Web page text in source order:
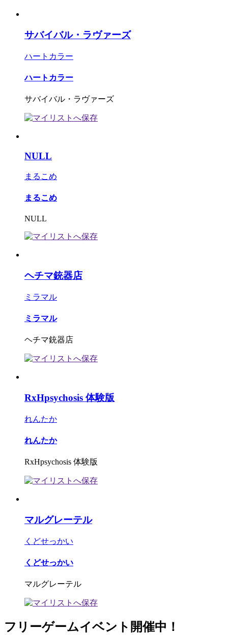
サバイバル・ラヴァーズ
ハートカラー
ハートカラー
サバイバル・ラヴァーズ
NULL
まるこめ
まるこめ
NULL
ヘチマ銃器店
ミラマル
ミラマル
ヘチマ銃器店
RxHpsychosis 体験版
れんたか
れんたか
RxHpsychosis 体験版
マルグレーテル
くどせっかい
くどせっかい
マルグレーテル
フリーゲームイベント開催中！